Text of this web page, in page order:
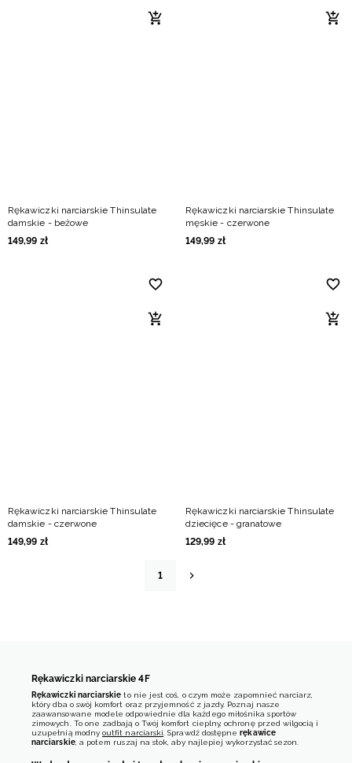
Rękawiczki narciarskie Thinsulate
damskie - beżowe
149,99 zł
Rękawiczki narciarskie Thinsulate
męskie - czerwone
149,99 zł
Rękawiczki narciarskie Thinsulate
damskie - czerwone
149,99 zł
Rękawiczki narciarskie Thinsulate
dziecięce - granatowe
129,99 zł
1
Rękawiczki narciarskie 4F
Rękawiczki narciarskie to nie jest coś, o czym może zapomnieć narciarz,
który dba o swój komfort oraz przyjemność z jazdy. Poznaj nasze
zaawansowane modele odpowiednie dla każdego miłośnika sportów
zimowych. To one zadbają o Twój komfort cieplny, ochronę przed wilgocią i
uzupełnią modnyoutfit narciarski . Sprawdź dostępnerękawice
narciarskie, a potem ruszaj na stok, aby najlepiej wykorzystać sezon.